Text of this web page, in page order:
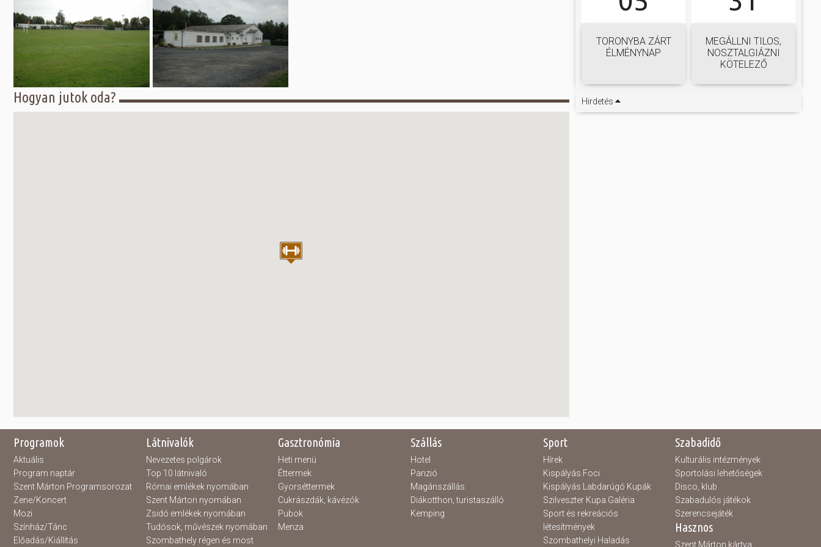
TORONYBA ZÁRT
ÉLMÉNYNAP
MEGÁLLNI TILOS,
NOSZTALGIÁZNI
KÖTELEZŐ
Hirdetés
Hogyan jutok oda?
Programok
Aktuális
Program naptár
Szent Márton Programsorozat
Zene/Koncert
Mozi
Színház/Tánc
Előadás/Kiállítás
Látnivalók
Nevezetes polgárok
Top 10 látnivaló
Római emlékek nyomában
Szent Márton nyomában
Zsidó emlékek nyomában
Tudósok, művészek nyomában
Szombathely régen és most
Gasztronómia
Heti menü
Éttermek
Gyorséttermek
Cukrászdák, kávézók
Pubok
Menza
Szállás
Hotel
Panzió
Magánszállás
Diákotthon, turistaszálló
Kemping
Sport
Hírek
Kispályás Foci
Kispályás Labdarúgó Kupák
Szilveszter Kupa Galéria
Sport és rekreációs
létesítmények
Szombathelyi Haladás
Szabadidő
Kulturális intézmények
Sportolási lehetőségek
Disco, klub
Szabadulós játékok
Szerencsejáték
Hasznos
Szent Márton kártya